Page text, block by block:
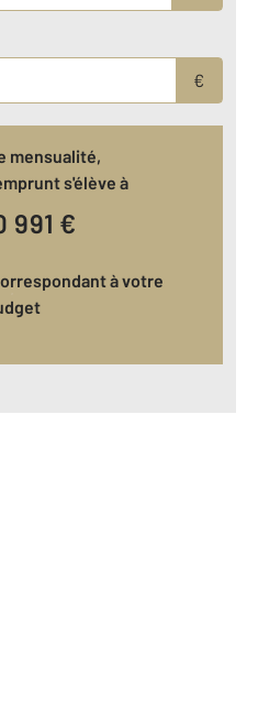
€
mensualité,
s'élève à
991 €